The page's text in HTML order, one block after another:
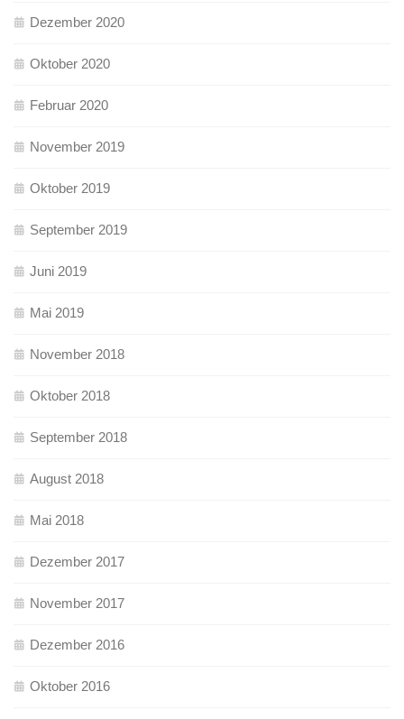
Dezember 2020
Oktober 2020
Februar 2020
November 2019
Oktober 2019
September 2019
Juni 2019
Mai 2019
November 2018
Oktober 2018
September 2018
August 2018
Mai 2018
Dezember 2017
November 2017
Dezember 2016
Oktober 2016